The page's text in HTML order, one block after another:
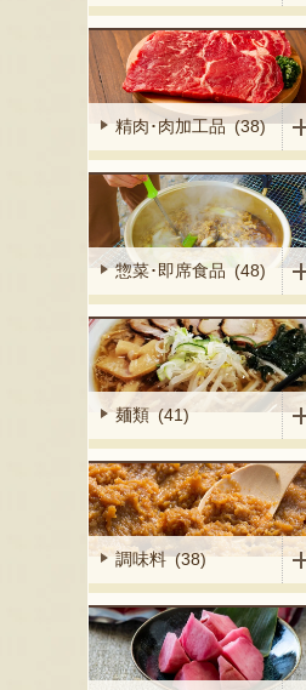
精肉･肉加工品 (38)
惣菜･即席食品 (48)
麺類 (41)
調味料 (38)